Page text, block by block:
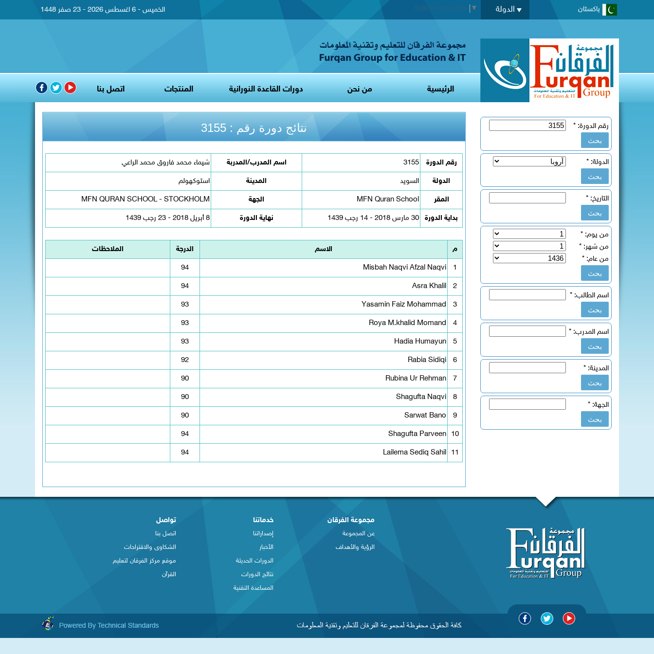
الخميس - 6 اغسطس 2026 - 23 صفر 1448 Select Language ▼ الدولة باكستان
اتصل بنا المنتجات دورات القاعدة النورانية من نحن الرئيسية
نتائج دورة رقم : 3155
رقم الدورة 3155 اسم المدرب/المدربة شيماء محمد فاروق محمد الراعي
الدولة السويد المدينة استوكهولم
المقر MFN Quran School الجهة MFN QURAN SCHOOL - STOCKHOLM
بداية الدورة 30 مارس 2018 - 14 رجب 1439 نهاية الدورة 8 أبريل 2018 - 23 رجب 1439
م الاسم الدرجة الملاحظات
1
Misbah Naqvi Afzal Naqvi
94
2
Asra Khalil
94
3
Yasamin Faiz Mohammad
93
4
Roya M.khalid Momand
93
5
Hadia Humayun
93
6
Rabia Sidiqi
92
7
Rubina Ur Rehman
90
8
Shagufta Naqvi
90
9
Sarwat Bano
90
10
Shagufta Parveen
94
11
Lailema Sediq Sahil
94
رقم الدورة: *
الدولة: *
التاريخ: *
من يوم: *
من شهر: *
من عام: *
اسم الطالب: *
اسم المدرب: *
المدينة: *
الجهة: *
تواصل
اتصل بنا
الشكاوى والاقتراحات
​موقع مركز الفرقان لتعليم
القرآن
خدماتنا
إصداراتنا
الأخبار
الدورات الحديثة
نتائج الدورات
المساعدة التقنية
مجموعة الفرقان
عن المجموعة
الرؤية والأهداف